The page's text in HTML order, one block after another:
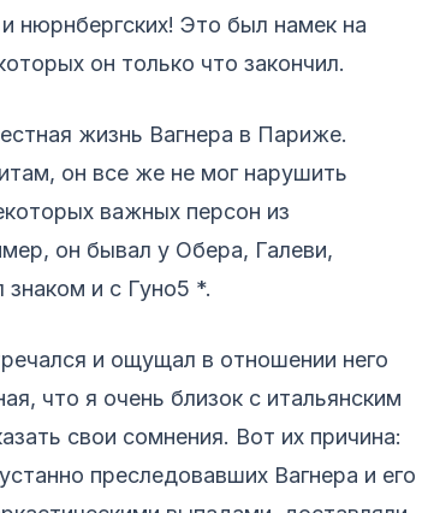
нюрнбергских! Это был намек на
он только что закончил.
жизнь Вагнера в Париже.
он все же не мог нарушить
важных персон из
он бывал у Обера, Галеви,
и с Гуно5 *.
и ощущал в отношении него
что я очень близок с итальянским
свои сомнения. Вот их причина:
преследовавших Вагнера и его